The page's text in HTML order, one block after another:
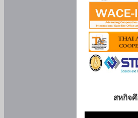
สหกิจ